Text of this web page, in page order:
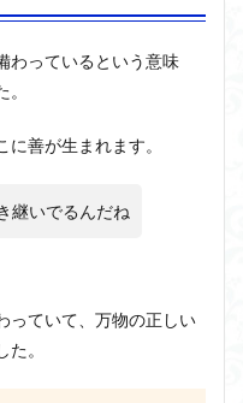
わっているという意味
善が生まれます。
継いでるんだね
っていて、万物の正しい
。